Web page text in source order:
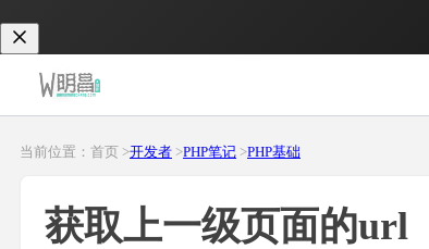
当前位置：首页 >开发者 >PHP笔记 >PHP基础
获取上一级页面的url